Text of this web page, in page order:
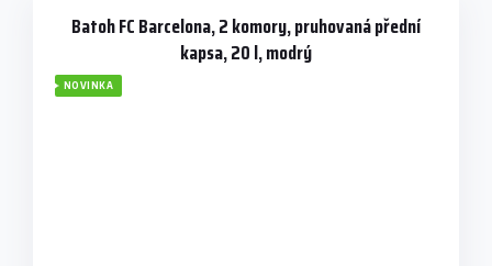
Batoh FC Barcelona, 2 komory, pruhovaná přední
kapsa, 20 l, modrý
NOVINKA